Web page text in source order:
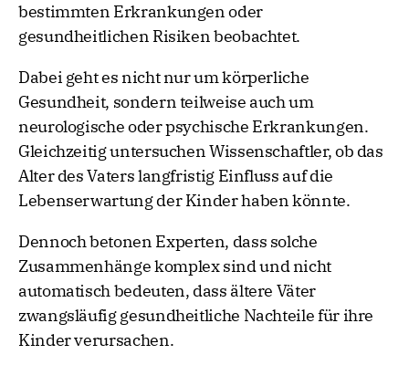
bestimmten Erkrankungen oder
gesundheitlichen Risiken beobachtet.
Dabei geht es nicht nur um körperliche
Gesundheit, sondern teilweise auch um
neurologische oder psychische Erkrankungen.
Gleichzeitig untersuchen Wissenschaftler, ob das
Alter des Vaters langfristig Einfluss auf die
Lebenserwartung der Kinder haben könnte.
Dennoch betonen Experten, dass solche
Zusammenhänge komplex sind und nicht
automatisch bedeuten, dass ältere Väter
zwangsläufig gesundheitliche Nachteile für ihre
Kinder verursachen.